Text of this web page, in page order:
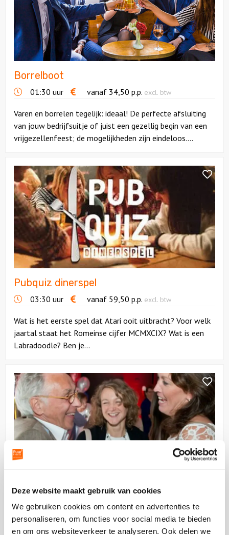
Deze website maakt gebruik van cookies
We gebruiken cookies om content en advertenties te
personaliseren, om functies voor social media te bieden
en om ons websiteverkeer te analyseren. Ook delen we
Borrelboot
01:30 uur vanaf 34,50 p.p. excl. btw
Varen en borrelen tegelijk: ideaal! De perfecte afsluiting
van jouw bedrijfsuitje of juist een gezellig begin van een
vrijgezellenfeest; de mogelijkheden zijn eindeloos....
Bekijk
Pubquiz
dinerspel
Pubquiz dinerspel
03:30 uur vanaf 59,50 p.p. excl. btw
Wat is het eerste spel dat Atari ooit uitbracht? Voor welk
jaartal staat het Romeinse cijfer MCMXCIX? Wat is een
Labradoodle? Ben je...
Bekijk
Dagprogramma
Puur*
Teambuilding
Dagprogramma | Puur* Teambuilding
06:00 uur vanaf64,50p.p.excl. btw
Boek een originele teambuilding dag om jouw team nog